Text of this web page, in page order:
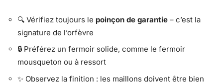
🔍 Vérifiez toujours le poinçon de garantie – c’est la
signature de l’orfèvre
🔒 Préférez un fermoir solide, comme le fermoir
mousqueton ou à ressort
✨ Observez la finition : les maillons doivent être bien